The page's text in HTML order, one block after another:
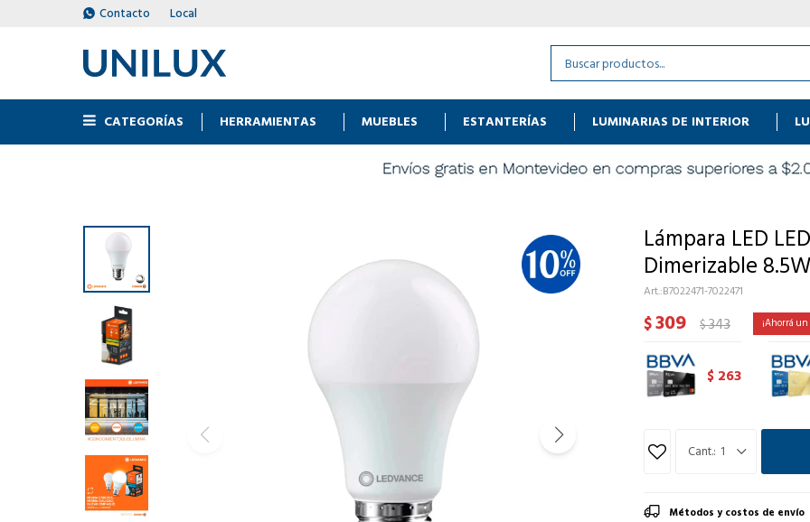
CATEGORÍAS HERRAMIENTAS MUEBLES ESTANTERÍAS LUMINARIAS DE INTERIOR
Contacto Local
Lámpara LED
Dimerizable
B7022471-7022471
$309 $343
$ 263
1
Métodos y costos de envío